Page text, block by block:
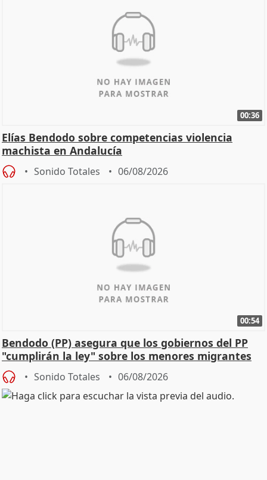
00:36
Elías Bendodo sobre competencias violencia
machista en Andalucía
Sonido Totales 06/08/2026
00:54
Bendodo (PP) asegura que los gobiernos del PP
"cumplirán la ley" sobre los menores migrantes
Sonido Totales 06/08/2026